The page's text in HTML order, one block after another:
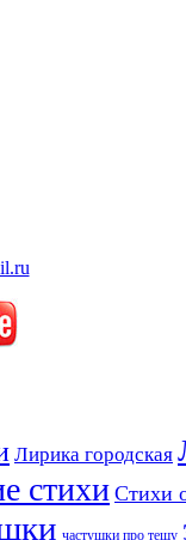
Лирика городская
стихиСтихи
частушки про тещу